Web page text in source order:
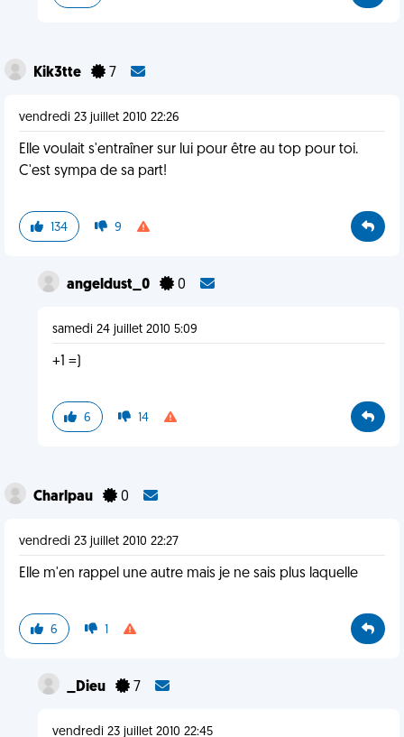
Kik3tte 7
vendredi 23 juillet 2010 22:26
Elle voulait s'entraîner sur lui pour être au top pour toi.
C'est sympa de sa part!
134 9
angeldust_0 0
samedi 24 juillet 2010 5:09
+1 =)
6 14
Charlpau 0
vendredi 23 juillet 2010 22:27
Elle m'en rappel une autre mais je ne sais plus laquelle
6 1
_Dieu 7
vendredi 23 juillet 2010 22:45